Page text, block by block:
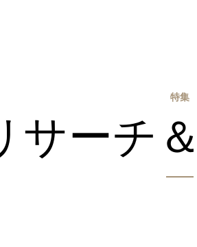
特集
サーチ